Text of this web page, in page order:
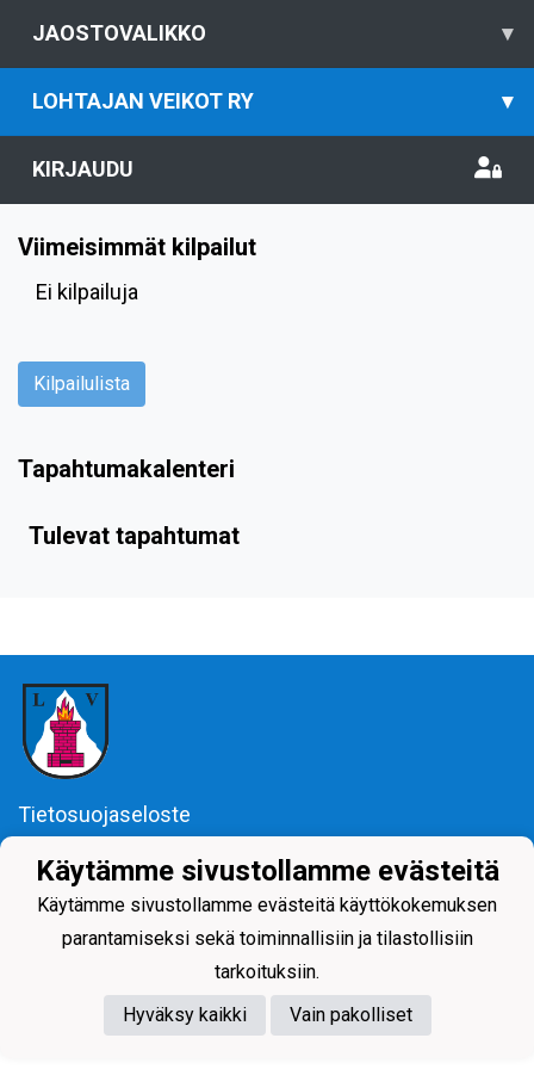
JAOSTOVALIKKO ▾
LOHTAJAN VEIKOT RY ▾
KIRJAUDU
Viimeisimmät kilpailut
Ei kilpailuja
Kilpailulista
Tapahtumakalenteri
Tulevat tapahtumat
Tietosuojaseloste
Käytämme sivustollamme evästeitä
Käytämme sivustollamme evästeitä käyttökokemuksen
parantamiseksi sekä toiminnallisiin ja tilastollisiin
tarkoituksiin.
Hyväksy kaikki
Vain pakolliset